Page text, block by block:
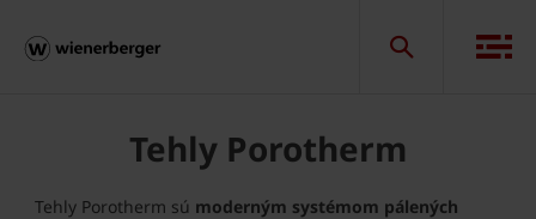
Tehly Porotherm
Tehly Porotherm sú moderným systémom pálených